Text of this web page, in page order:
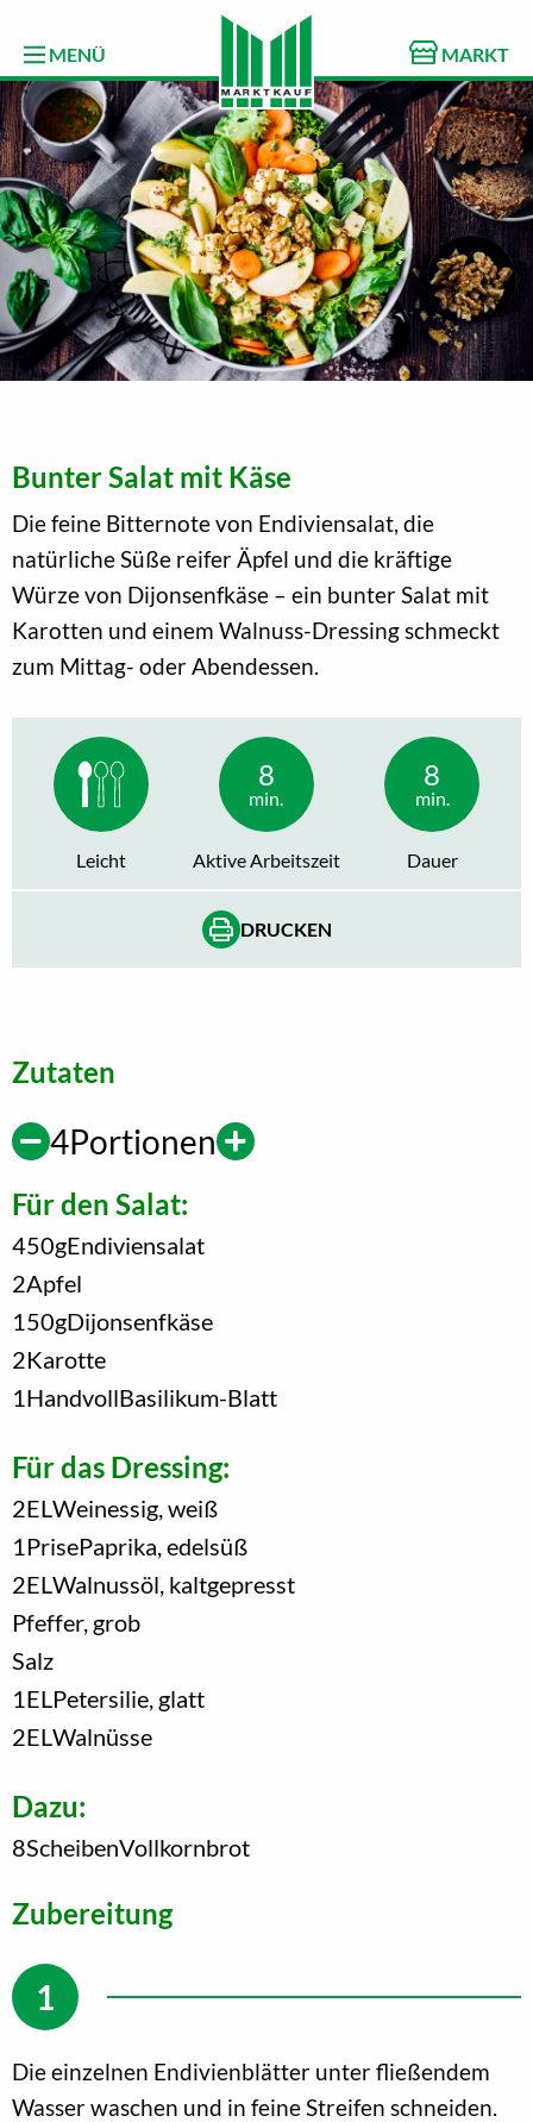
MENÜ MARKT
Bunter Salat mit Käse
Die feine Bitternote von Endiviensalat, die
natürliche Süße reifer Äpfel und die kräftige
Würze von Dijonsenfkäse – ein bunter Salat mit
Karotten und einem Walnuss-Dressing schmeckt
zum Mittag- oder Abendessen.
Leicht
8
min.
Aktive Arbeitszeit
8
min.
Dauer
DRUCKEN
Zutaten
4Portionen
Für den Salat:
450gEndiviensalat
2Apfel
150gDijonsenfkäse
2Karotte
1 HandvollBasilikum-Blatt
Für das Dressing:
2EL Weinessig, weiß
1 PrisePaprika, edelsüß
2EL Walnussöl, kaltgepresst
Pfeffer, grob
Salz
1 EL Petersilie, glatt
2EL Walnüsse
Dazu:
8ScheibenVollkornbrot
Zubereitung
Die einzelnen Endivienblätter unter fließendem
Wasser waschen und in feine Streifen schneiden.